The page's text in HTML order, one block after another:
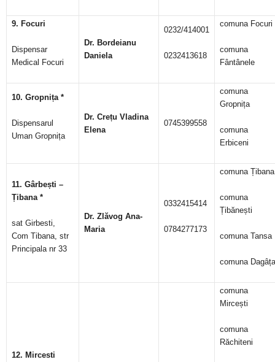
9. Focuri
Dispensar
Medical Focuri
Dr. Bordeianu
Daniela
0232/414001
0232413618
comuna Focuri
comuna
Fântânele
10. Gropnița *
Dispensarul
Uman Gropnița
Dr. Crețu Vladina
Elena
0745399558
comuna
Gropnița
comuna
Erbiceni
11. Gârbești –
Țibana *
sat Girbesti,
Com Tibana, str
Principala nr 33
Dr. Zlăvog Ana-
Maria
0332415414
0784277173
comuna Țibana
comuna
Țibănești
comuna Tansa
comuna Dagâța
12. Mircesti
comuna
Mircești
comuna
Răchiteni